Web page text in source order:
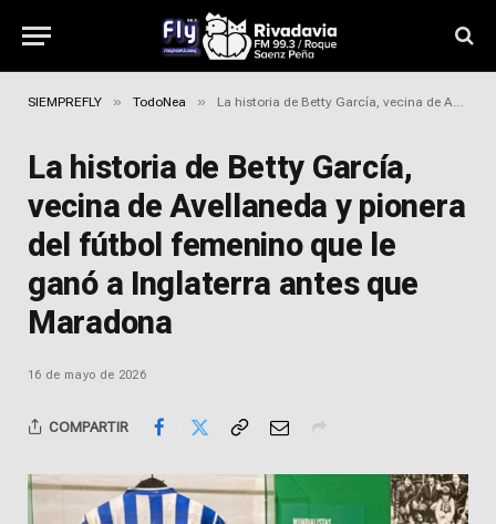
SIEMPREFLY » TodoNea » La historia de Betty García, vecina de Avellaneda y pionera del fútbol femenino que le ganó a Inglaterra antes que Maradona
La historia de Betty García,
vecina de Avellaneda y pionera
del fútbol femenino que le
ganó a Inglaterra antes que
Maradona
16 de mayo de 2026
COMPARTIR